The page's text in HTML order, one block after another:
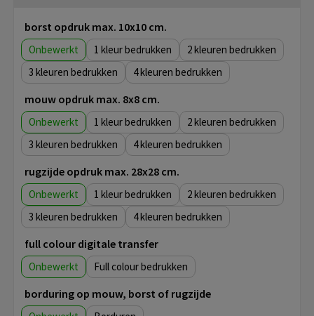
borst opdruk max. 10x10 cm.
Onbewerkt 1
2
3
4
mouw opdruk max. 8x8 cm.
Onbewerkt 1
2
3
4
rugzijde opdruk max. 28x28 cm.
Onbewerkt 1
2
3
4
full colour digitale transfer
Onbewerkt Full colour
borduring op mouw, borst of rugzijde